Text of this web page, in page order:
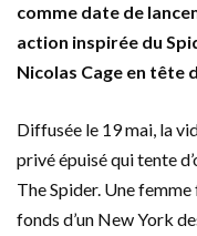
comme date de
action inspirée du
Nicolas Cage en tête
Diffusée le 19 mai, la
privé épuisé qui tente
The Spider. Une
fonds d’un New York